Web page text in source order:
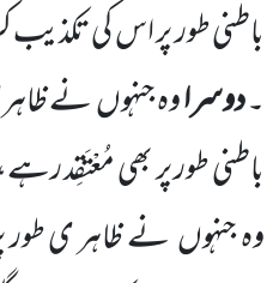
باطنی طور پر اس کی
۔دوسراوہ جنہوںنے
باطنی طور پر بھی مُعْتَقِد
وہ جنہوںنے ظاہر ی طور